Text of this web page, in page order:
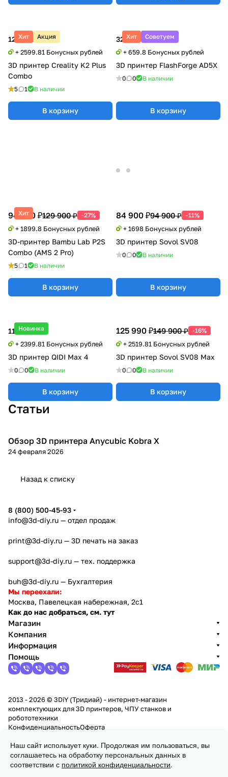
Хит Акция
129 990 ₽
+ 2599.81 Бонусных рублей
3D принтер Creality K2 Plus
Combo
5 1 В наличии
В корзину
Хит Советуем
32 990 ₽
+ 659.8 Бонусных рублей
3D принтер FlashForge AD5X
0 0 В наличии
В корзину
Хит
94 990 ₽129 900 ₽ -27%
+ 1899.8 Бонусных рублей
3D-принтер Bambu Lab P2S
Combo (AMS 2 Pro)
5 1 В наличии
В корзину
84 900 ₽94 900 ₽ -11%
+ 1698 Бонусных рублей
3D принтер Sovol SV08
0 0 В наличии
В корзину
Новинка
119 990 ₽
+ 2399.81 Бонусных рублей
3D принтер QIDI Max 4
0 0 В наличии
В корзину
125 990 ₽149 900 ₽ -16%
+ 2519.81 Бонусных рублей
3D принтер Sovol SV08 Max
0 0 В наличии
В корзину
Статьи
3D принтеры
Обзор 3D принтера Anycubic Kobra X
24 февраля 2026
Назад к списку
В корзину
8 (800) 500-45-93
info@3d-diy.ru — отдел продаж
print@3d-diy.ru — 3D печать на заказ
support@3d-diy.ru — тех. поддержка
buh@3d-diy.ru — Бухгалтерия
Мы переехали:
Москва, Павелецкая набережная, 2с1
Как до нас добраться, см. тут
Магазин
Компания
Информация
Помощь
2013 - 2026 © 3DiY (Тридиай) - интернет-магазин
комплектующих для 3D принтеров, ЧПУ станков и
робототехники
КонфиденциальностьОферта
Наш сайт использует куки. Продолжая им пользоваться, вы
соглашаетесь на обработку персональных данных в
соответствии с политикой конфиденциальности.